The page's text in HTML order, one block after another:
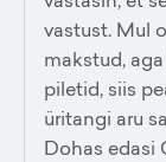
vastust. Mul
makstud,
piletid, siis
üritangi aru
Dohas edasi